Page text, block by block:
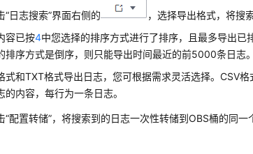
“日志搜索”界面右侧的
，选择导出格式，将搜
容已按4中您选择的排序方式进行了排序，且最多导出
排序方式是倒序，则只能导出时间最近的前5000条日志。
式和TXT格式导出日志，您可根据需求灵活选择。CSV
的内容，每行为一条日志。
“配置转储”，将搜索到的日志一次性转储到OBS桶的同